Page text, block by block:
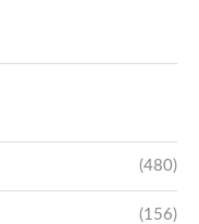
(480)
(156)